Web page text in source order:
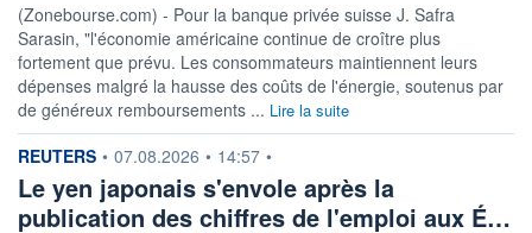
(Zonebourse.com) - Pour la banque privée suisse J. Safra
Sarasin, "l'économie américaine continue de croître plus
fortement que prévu. Les consommateurs maintiennent leurs
dépenses malgré la hausse des coûts de l'énergie, soutenus par
de généreux remboursements ... Lire la suite
information fournie par
REUTERS • 07.08.2026 • 14:57 •
Le yen japonais s'envole après la
publication des chiffres de l'emploi aux É…